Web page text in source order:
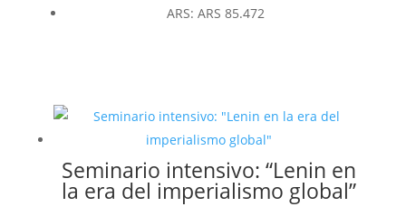
ARS: ARS 85.472
Seminario intensivo: “Lenin en
la era del imperialismo global”